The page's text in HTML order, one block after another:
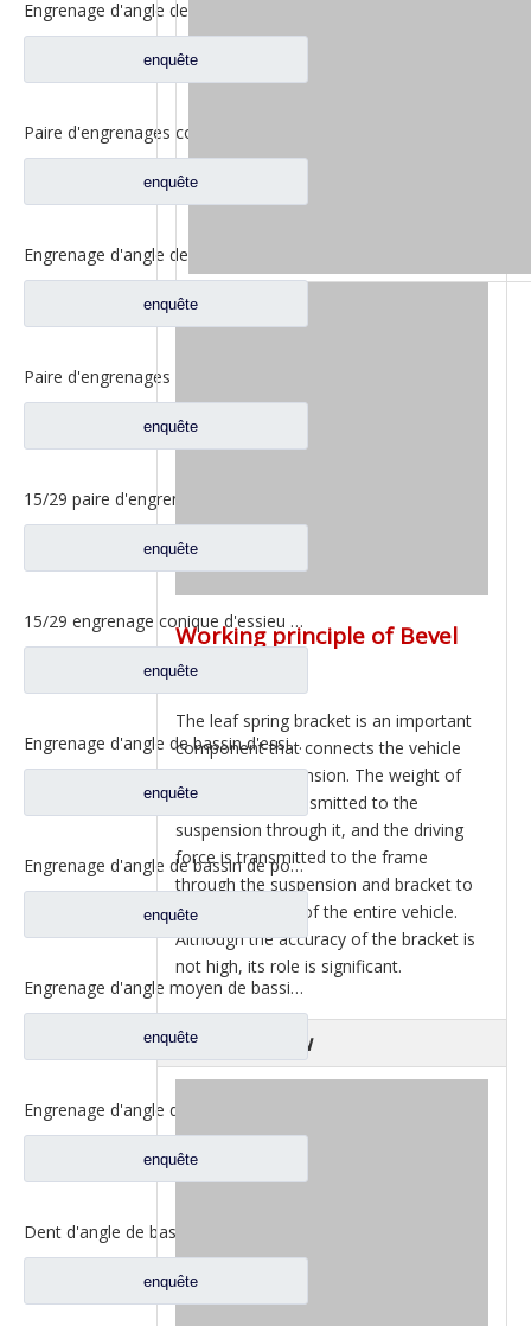
enquête
enquête
enquête
enquête
enquête
15/29 engrenage conique d'essieu arrière pour Ankai & Benz essieu Foton Auman nord Benz Beiben camion pièces de rechange 24.02.101
enquête
Engrenage d'angle de bassin d'essieu arrière pour pièces de rechange Shamcan AulongTruck 81.35199.6532
enquête
Engrenage d'angle de bassin de pont moyen pour pièces de rechange DZ9112320689 de Shamcan AulongTruck
enquête
Engrenage d'angle moyen de bassin de pont pour les pièces de rechange WG7121320252 de camion de Sinotruk Steyr
enquête
enquête
enquête
Working principle of Bevel
Gear
The leaf spring bracket is an important
component that connects the vehicle
frame and suspension. The weight of
the vehicle is transmitted to the
suspension through it, and the driving
force is transmitted to the frame
through the suspension and bracket to
achieve traction of the entire vehicle.
Although the accuracy of the bracket is
not high, its role is significant.
Factory Show